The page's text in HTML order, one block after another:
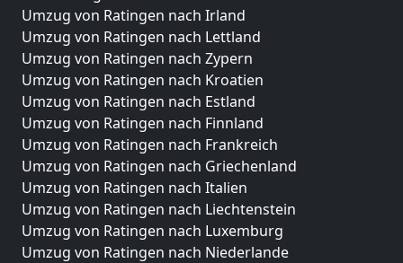
Umzug von Ratingen nach Irland
Umzug von Ratingen nach Lettland
Umzug von Ratingen nach Zypern
Umzug von Ratingen nach Kroatien
Umzug von Ratingen nach Estland
Umzug von Ratingen nach Finnland
Umzug von Ratingen nach Frankreich
Umzug von Ratingen nach Griechenland
Umzug von Ratingen nach Italien
Umzug von Ratingen nach Liechtenstein
Umzug von Ratingen nach Luxemburg
Umzug von Ratingen nach Niederlande